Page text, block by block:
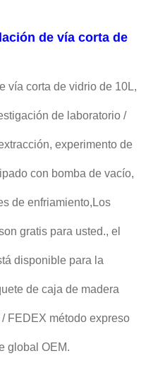
de vía corta de
vía corta de vidrio de 10L,
de laboratorio /
experimento de
con bomba de vacío,
de enfriamiento,Los
gratis para usted., el
disponible para la
de caja de madera
FEDEX método expreso
global OEM.